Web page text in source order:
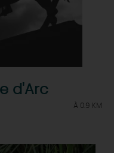
d'Arc
À 0.9 KM